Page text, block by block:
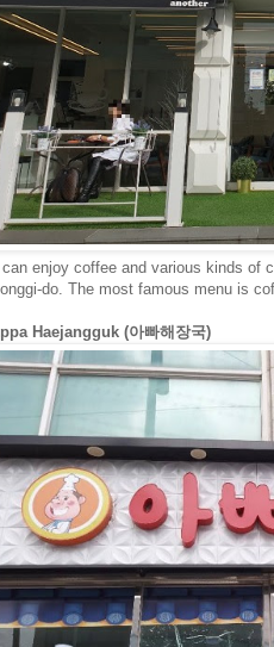
can enjoy coffee and various kinds of
do. The most famous menu is
Haejangguk (아빠해장국)